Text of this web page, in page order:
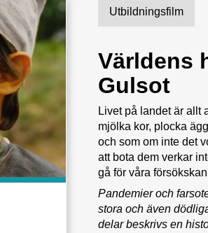
Utbildningsfilm
Världens
Gulsot
Livet på landet är allt
mjölka kor, plocka
och som om inte det
att bota dem verkar
gå för våra
Pandemier och
stora och även
delar beskrivs en